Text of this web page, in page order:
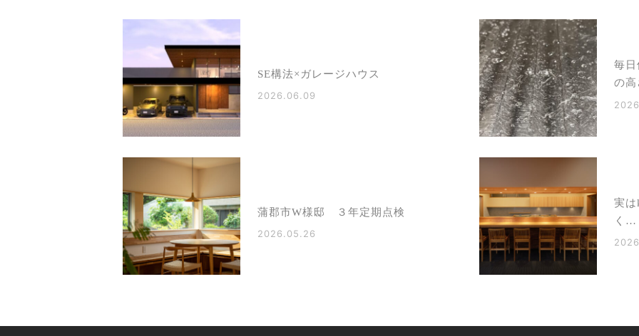
SE構法×ガレージハウス
2026.06.09
毎
の
蒲郡市W様邸 ３年定期点検
2026.05.26
実
く…